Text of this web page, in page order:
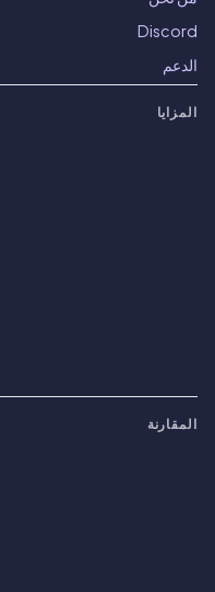
Discord
الدعم
المزايا
المقارنة